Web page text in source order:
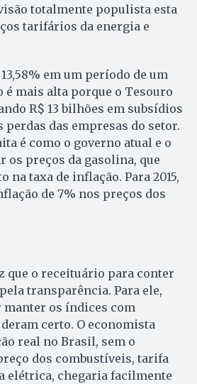
totalmente populista esta
tarifários da energia e
em um período de um
é mais alta porque o Tesouro
R$ 13 bilhões em subsídios
perdas das empresas do setor.
é como o governo atual e o
os preços da gasolina, que
na taxa de inflação. Para 2015,
de 7% nos preços dos
que o receituário para conter
transparência. Para ele,
os índices com
certo. O economista
real no Brasil, sem o
dos combustíveis, tarifa
elétrica, chegaria facilmente